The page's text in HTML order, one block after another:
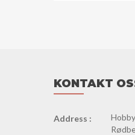
KONTAKT
Address :